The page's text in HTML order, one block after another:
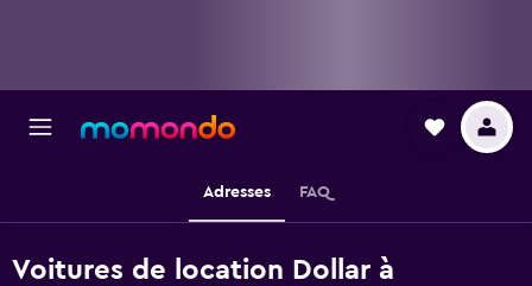
Adresses FAQ
Voitures de location Dollar à